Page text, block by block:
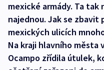
mexické armády. Ta tak
najednou. Jak se zbavit
mexických ulicích
Na kraji hlavního města
Ocampo zřídila útulek,